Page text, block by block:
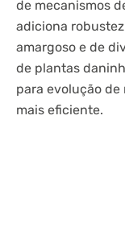
de mecanismos
adiciona
amargoso e de
de plantas
para evolução
mais eficiente.